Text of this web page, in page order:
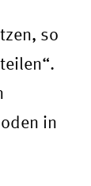
so
in